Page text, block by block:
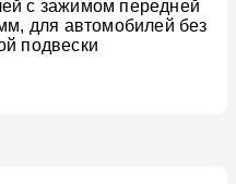
с зажимом передней
для автомобилей без
подвески